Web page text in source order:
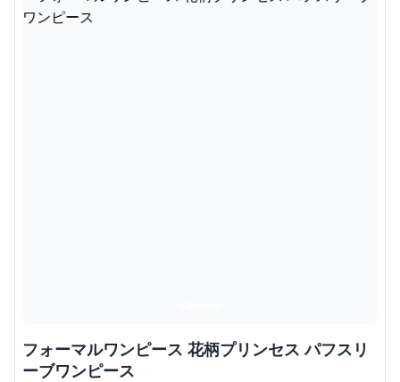
フォーマルワンピース 花柄プリンセス パフスリ
ーブワンピース